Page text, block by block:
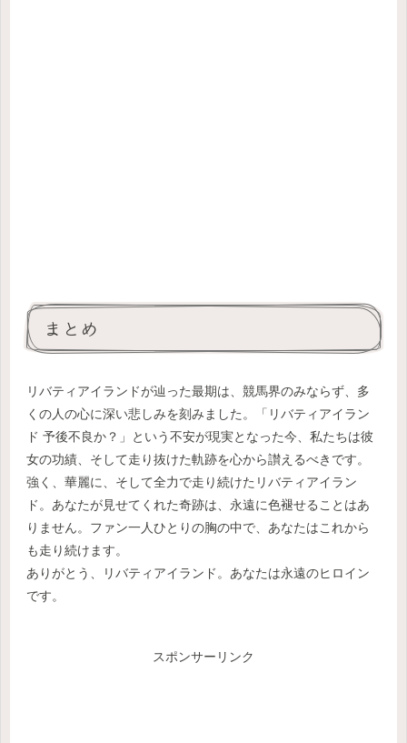
まとめ
リバティアイランドが辿った最期は、競馬界のみならず、多
くの人の心に深い悲しみを刻みました。「リバティアイラン
ド 予後不良か？」という不安が現実となった今、私たちは彼
女の功績、そして走り抜けた軌跡を心から讃えるべきです。
強く、華麗に、そして全力で走り続けたリバティアイラン
ド。あなたが見せてくれた奇跡は、永遠に色褪せることはあ
りません。ファン一人ひとりの胸の中で、あなたはこれから
も走り続けます。
ありがとう、リバティアイランド。あなたは永遠のヒロイン
です。
スポンサーリンク